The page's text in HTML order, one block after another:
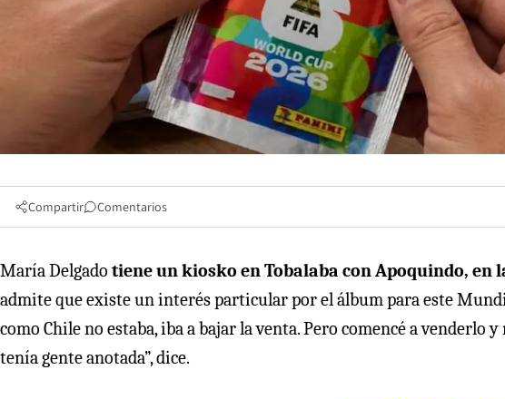
Compartir Comentarios
María Delgado tiene un kiosko en Tobalaba con Apoquindo, en
admite que existe un interés particular por el álbum para este
como Chile no estaba, iba a bajar la venta. Pero comencé a
tenía gente anotada”, dice.